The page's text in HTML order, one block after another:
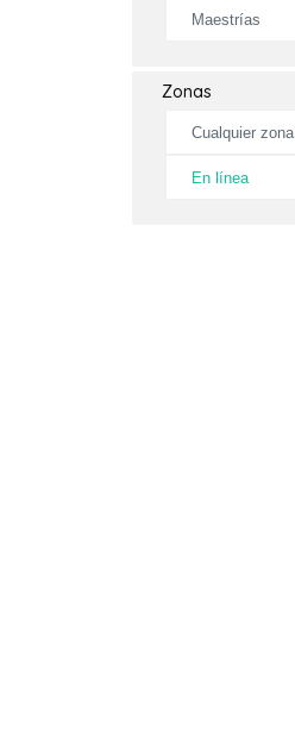
Maestrías
Zonas
Cualquier zona
En línea